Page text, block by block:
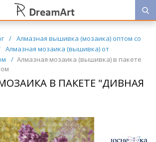
/ Алмазная вышивка (мозаика) оптом со
Алмазная мозаика (вышивка) от
/ Алмазная мозаика (вышивка) в пакете
В ПАКЕТЕ "ДИВНАЯ